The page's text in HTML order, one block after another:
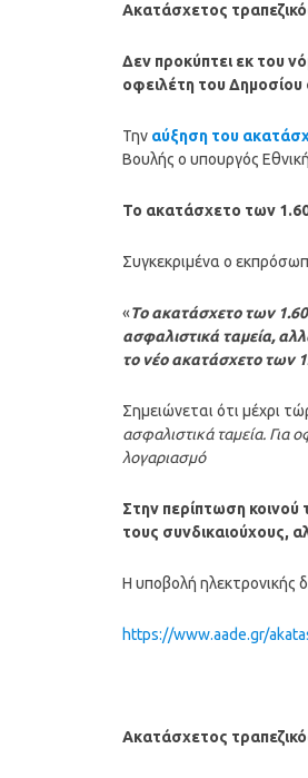
Ακατάσχετος
Δεν προκύπτει εκ του
οφειλέτη του Δημοσίου
Την αύξηση του
Βουλής ο υπουργός
Το ακατάσχετο των
Συγκεκριμένα ο
«Το ακατάσχετο των
ασφαλιστικά ταμεία,
το νέο ακατάσχετο των
Σημειώνεται ότι μέχρι
ασφαλιστικά ταμεία. Για
λογαριασμό
Στην περίπτωση
τους συνδικαιούχους,
Η υποβολή ηλεκτρονικής
https://www.aade.gr/
Ακατάσχετος